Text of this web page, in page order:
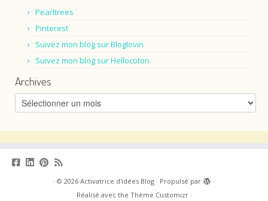
Pearltrees
Pinterest
Suivez mon blog sur Bloglovin
Suivez mon blog sur Hellocoton
Archives
Archives
· © 2026 Activatrice d'idées Blog · Propulsé par
·
Réalisé avec the Thème Customizr·